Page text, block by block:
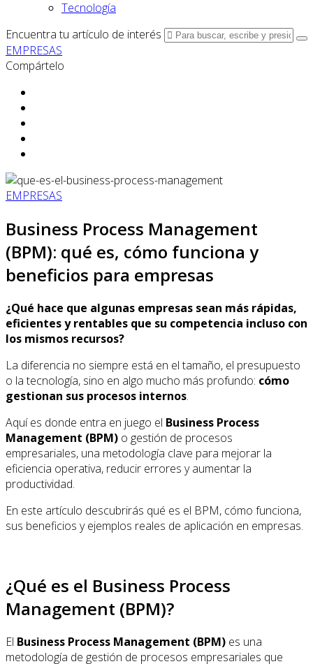
Tecnología
Encuentra tu artículo de interés
EMPRESAS
Compártelo
EMPRESAS
Business Process Management
(BPM): qué es, cómo funciona y
beneficios para empresas
¿Qué hace que algunas empresas sean más rápidas,
eficientes y rentables que su competencia incluso con
los mismos recursos?
La diferencia no siempre está en el tamaño, el presupuesto
o la tecnología, sino en algo mucho más profundo: cómo
gestionan sus procesos internos.
Aquí es donde entra en juego el Business Process
Management (BPM) o gestión de procesos
empresariales, una metodología clave para mejorar la
eficiencia operativa, reducir errores y aumentar la
productividad.
En este artículo descubrirás qué es el BPM, cómo funciona,
sus beneficios y ejemplos reales de aplicación en empresas.
¿Qué es el Business Process
Management (BPM)?
El Business Process Management (BPM) es una
metodología de gestión de procesos empresariales que